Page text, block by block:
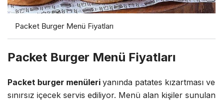
Packet Burger Menü Fiyatları
Packet Burger Menü Fiyatları
Packet burger menüleri yanında patates kızartması ve
sınırsız içecek servis ediliyor. Menü alan kişiler sunulan